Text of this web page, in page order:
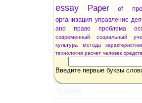
essay
Paper of
организация управление
and
право проблема
современный социальный
культура
метода характеристика
технология расчет человек
Введите первые буквы